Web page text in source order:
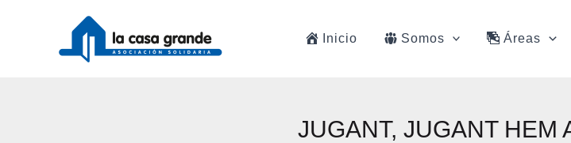
Inicio Somos Áreas
JUGANT, JUGANT HEM